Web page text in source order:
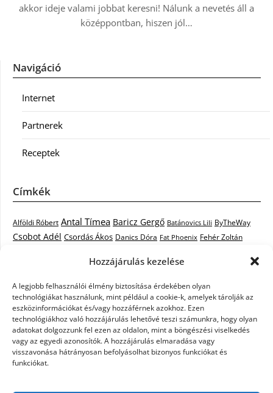
Hozzájárulás kezelése
A legjobb felhasználói élmény biztosítása érdekében olyan
technológiákat használunk, mint például a cookie-k, amelyek tárolják az
eszközinformációkat és/vagy hozzáférnek azokhoz. Ezen
technológiákhoz való hozzájárulás lehetővé teszi számunkra, hogy olyan
adatokat dolgozzunk fel ezen az oldalon, mint a böngészési viselkedés
vagy az egyedi azonosítók. A hozzájárulás elmaradása vagy
visszavonása hátrányosan befolyásolhat bizonyos funkciókat és
funkciókat.
akkor ideje valami jobbat keresni! Nálunk a nevetés áll a
középpontban, hiszen jól…
Navigáció
Internet
Partnerek
Receptek
Címkék
Alföldi Róbert Antal Tímea Baricz Gergő Batánovics Lili ByTheWay
Csobot Adél Csordás Ákos Danics Dóra Fat Phoenix Fehér Zoltán
Kovács László Stone
Krasznai Tünde Like LiL C. Malek Miklós mentor Muri Enikő
Nagy Feró Oláh Gergő Péterffy Lili Rocktenors RTL Klub
Cowell Szabó Dávid Szabó Ádám Szikora Róbert Takács Nikolas
Tarány Tamás Tóth Gabi Vastag Csaba Vastag Tamás
Kati X-factor X-FaktorX-Faktor videók
X-Faktor válogatásx faktor döntő Zámbó